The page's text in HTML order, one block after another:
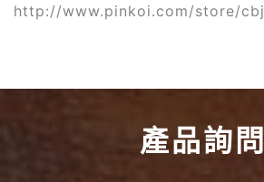
http://www.pinkoi.com/store/
產品詢問